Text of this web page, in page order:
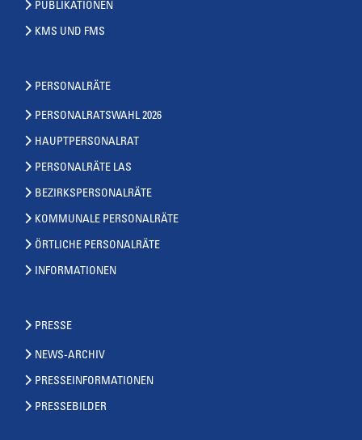
PUBLIKATIONEN
KMS UND FMS
PERSONALRÄTE
PERSONALRATSWAHL 2026
HAUPTPERSONALRAT
PERSONALRÄTE LAS
BEZIRKSPERSONALRÄTE
KOMMUNALE PERSONALRÄTE
ÖRTLICHE PERSONALRÄTE
INFORMATIONEN
PRESSE
NEWS-ARCHIV
PRESSEINFORMATIONEN
PRESSEBILDER